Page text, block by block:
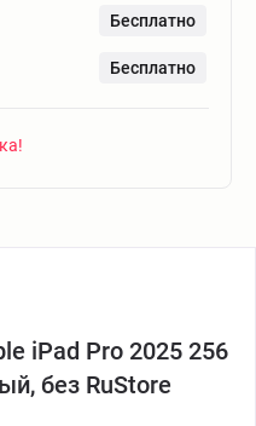
Бесплатно
Бесплатно
iPad Pro 2025 256
без RuStore